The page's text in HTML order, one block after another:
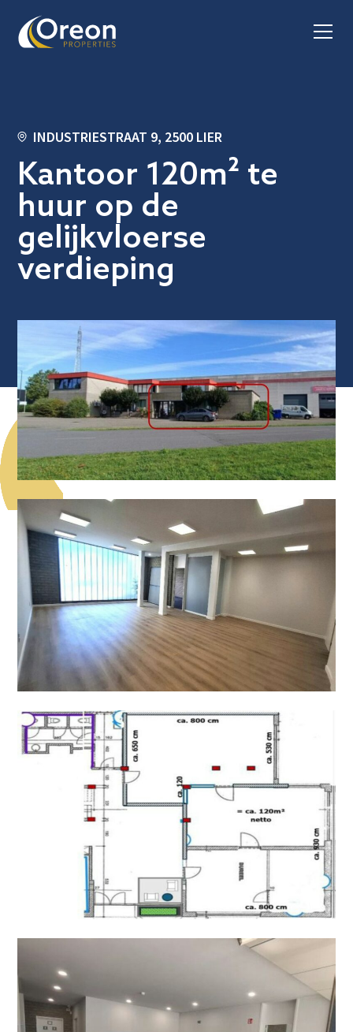
INDUSTRIESTRAAT 9, 2500 LIER
Kantoor 120m² te
huur op de
gelijkvloerse
verdieping